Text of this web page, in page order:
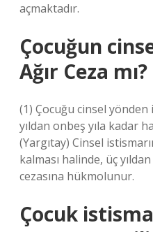
açmaktadır.
Çocuğun
Ağır Ceza mı?
(1) Çocuğu cinsel
yıldan onbeş yıla kadar
(Yargıtay) Cinsel
kalması halinde, üç
cezasına hükmolunur.
Çocuk